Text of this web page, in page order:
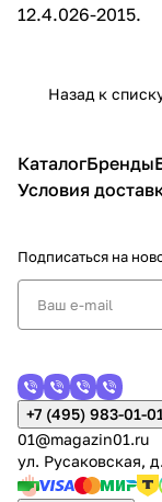
12.4.026-2015.
Назад к
КаталогБренды
Условия
Подписаться на
+7 (495) 983-01-
01@magazin01.ru
ул. Русаковская,